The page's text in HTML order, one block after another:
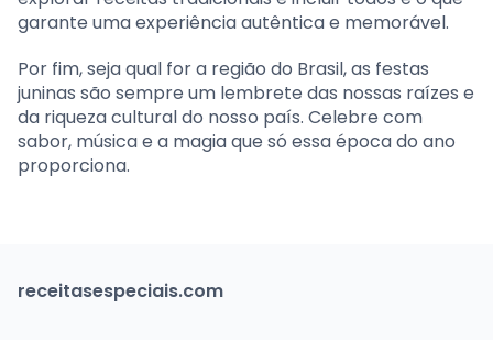
garante uma experiência autêntica e memorável.
Por fim, seja qual for a região do Brasil, as festas
juninas são sempre um lembrete das nossas raízes e
da riqueza cultural do nosso país. Celebre com
sabor, música e a magia que só essa época do ano
proporciona.
receitasespeciais.com